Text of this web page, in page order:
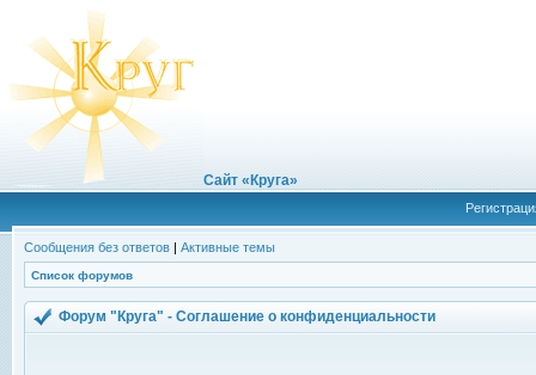
Сайт «Круга»
Сообщения без ответов | Активные темы
Список форумов
Форум "Круга" - Соглашение о конфиденциальности